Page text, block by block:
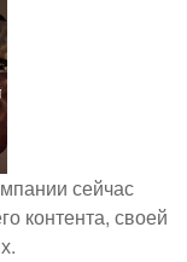
сейчас
контента, своей